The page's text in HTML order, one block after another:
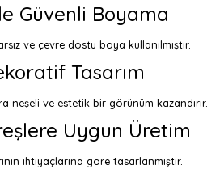
Güvenli Boyama
ve çevre dostu boya kullanılmıştır.
Tasarım
neşeli ve estetik bir görünüm kazandırır.
Uygun Üretim
ihtiyaçlarına göre tasarlanmıştır.